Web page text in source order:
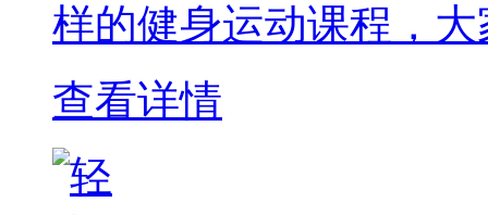
样的健身运动课程，大
查看详情